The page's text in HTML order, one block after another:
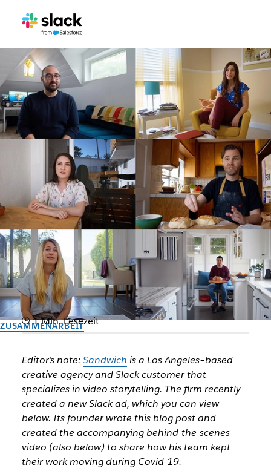
ZUSAMMENARBEIT
Sandwich in a Lunchbox:
socially-distant ad
production
Can a video shoot survive the age of Covid-19?
Autor: Adam Lisagor, founder of Sandwich
1 Min. Lesezeit
Editor’s note:Sandwich is a Los Angeles–based
creative agency and Slack customer that
specializes in video storytelling. The firm recently
created a new Slack ad, which you can view
below. Its founder wrote this blog post and
created the accompanying behind-the-scenes
video (also below) to share how his team kept
their work moving during Covid-19.